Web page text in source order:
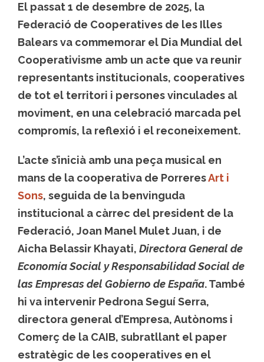
El passat1 de desembre de 2025, la
Federació de Cooperatives de les Illes
Balears va commemorar el Dia Mundial del
Cooperativisme amb un acte que va reunir
representants institucionals, cooperatives
de tot el territori i persones vinculades al
moviment, en una celebració marcada pel
compromís, la reflexió i el reconeixement.
L’acte s’inicià amb una peça musical en
mans de la cooperativa de PorreresArt i
Sons, seguida de la benvinguda
institucional a càrrec del president de la
Federació, Joan Manel Mulet Juan, i de
Aicha Belassir Khayati, Directora General de
Economía Social y Responsabilidad Social de
las Empresas del Gobierno de España. També
hi va intervenir Pedrona Seguí Serra,
directora general d’Empresa, Autònoms i
Comerç de la CAIB, subratllant el paper
estratègic de les cooperatives en el